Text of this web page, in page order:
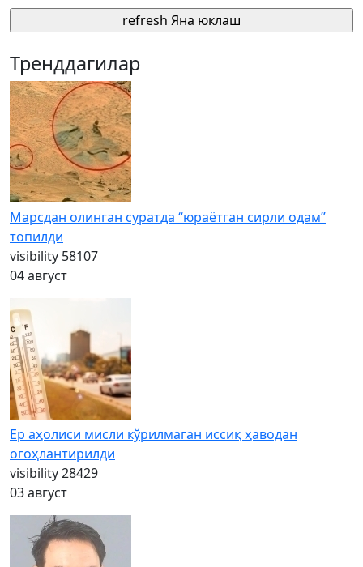
refresh Яна юклаш
Тренддагилар
Марсдан олинган суратда “юраётган сирли одам”
топилди
visibility 58107
04 август
Ер аҳолиси мисли кўрилмаган иссиқ ҳаводан
огоҳлантирилди
visibility28429
03 август